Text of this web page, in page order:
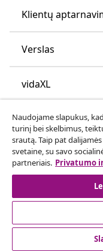
Klientų
Verslas
vidaXL
Atraskite daugiau
© 2008-2026
Europe
Naudojame slapukus,
turinį bei skelbimus,
srautą. Taip pat
svetaine, su savo
partneriais. Privatumo